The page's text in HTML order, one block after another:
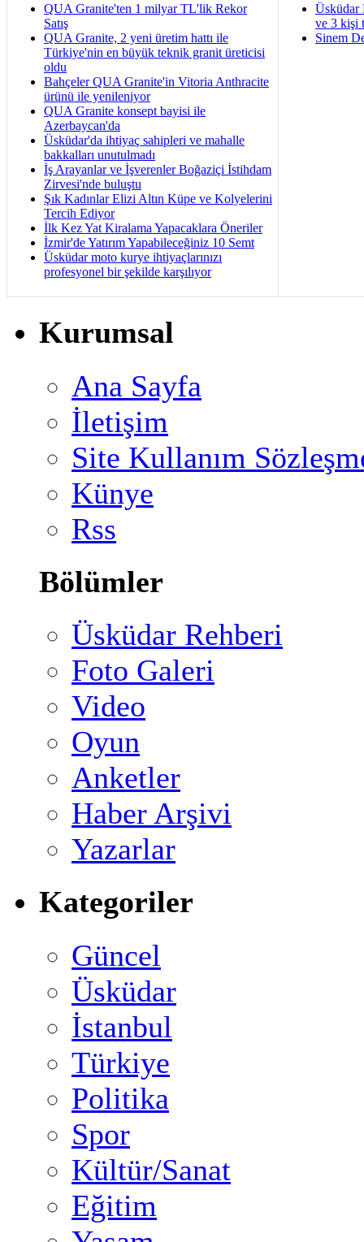
QUA Granite'ten 1 milyar TL'lik Rekor
Satış
QUA Granite, 2 yeni üretim hattı ile
Türkiye'nin en büyük teknik granit üreticisi
oldu
Bahçeler QUA Granite'in Vitoria Anthracite
ürünü ile yenileniyor
QUA Granite konsept bayisi ile
Azerbaycan'da
Üsküdar'da ihtiyaç sahipleri ve mahalle
bakkalları unutulmadı
İş Arayanlar ve İşverenler Boğaziçi İstihdam
Zirvesi'nde buluştu
Şık Kadınlar Elizi Altın Küpe ve Kolyelerini
Tercih Ediyor
İlk Kez Yat Kiralama Yapacaklara Öneriler
İzmir'de Yatırım Yapabileceğiniz 10 Semt
Üsküdar moto kurye ihtiyaçlarınızı
profesyonel bir şekilde karşılıyor
Üsküdar
ve 3 kişi
Sinem
Kurumsal
Ana Sayfa
İletişim
Site Kullanım
Künye
Rss
Bölümler
Üsküdar Rehberi
Foto Galeri
Video
Oyun
Anketler
Haber Arşivi
Yazarlar
Kategoriler
Güncel
Üsküdar
İstanbul
Türkiye
Politika
Spor
Kültür/Sanat
Eğitim